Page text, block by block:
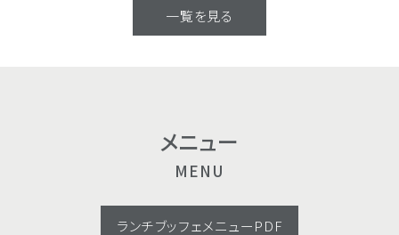
一覧を見る
メニュー
MENU
ランチブッフェメニューPDF